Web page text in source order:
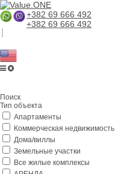
+382 69 666 492
+382 69 666 492
Поиск
Тип объекта
Апартаменты
Коммерческая недвижимость
Дома/виллы
Земельные участки
Все жилые комплексы